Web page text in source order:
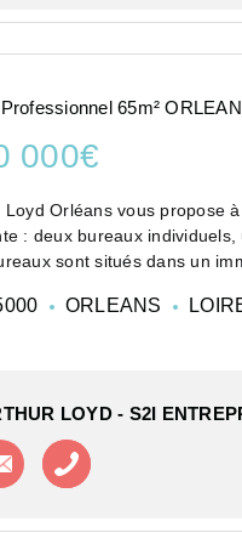
65m²
000€
Loyd Orléans vous propose
: deux bureaux
sont situés dans un
ORLEANS
LOYD - S2I
Contacter l'agence